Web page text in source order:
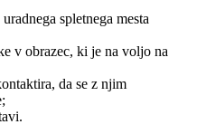
spletnega mesta
v obrazec, ki je na voljo na
da se z njim